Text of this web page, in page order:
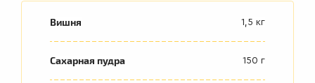
Вишня 1,5 кг
Сахарная пудра 150 г